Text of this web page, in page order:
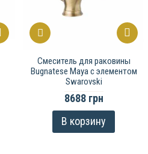
Смеситель для раковины
Bugnatese Maya с элементом
Swarovski
8688 грн
В корзину